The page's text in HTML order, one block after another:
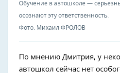
Обучение в автошколе —
осознают эту ответственность.
Фото: Михаил ФРОЛОВ
По мнению Дмитрия, у
автошкол сейчас нет